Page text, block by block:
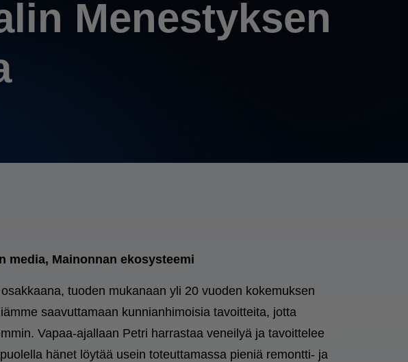
Menestyksen
media, Mainonnan ekosysteemi
tuoden mukanaan yli 20 vuoden kokemuksen
saavuttamaan kunnianhimoisia tavoitteita, jotta
Vapaa-ajallaan Petri harrastaa veneilyä ja tavoittelee
hänet löytää usein toteuttamassa pieniä remontti- ja